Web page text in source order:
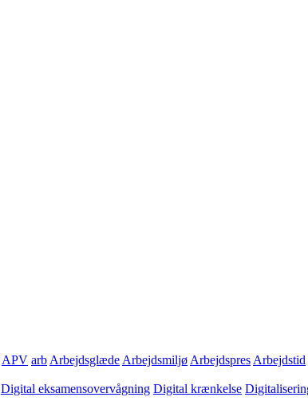
APV arb Arbejdsglæde Arbejdsmiljø Arbejdspres Arbejdstid
Digital eksamensovervågning Digital krænkelse